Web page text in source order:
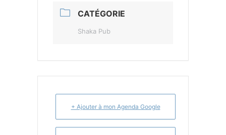
CATÉGORIE
Shaka Pub
+ Ajouter à mon Agenda Google